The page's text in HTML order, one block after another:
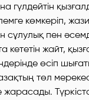
гүлдейтін
көмкеріп,
пен
кететін жайт,
өсіп
төл
жарасады.